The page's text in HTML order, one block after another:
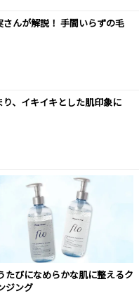
んが解説！ 手間いらずの毛
、イキイキとした肌印象に
たびになめらかな肌に整えるク
ジング